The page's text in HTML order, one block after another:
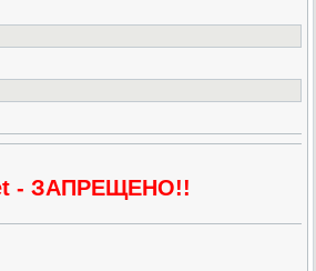
- ЗАПРЕЩЕНО!!